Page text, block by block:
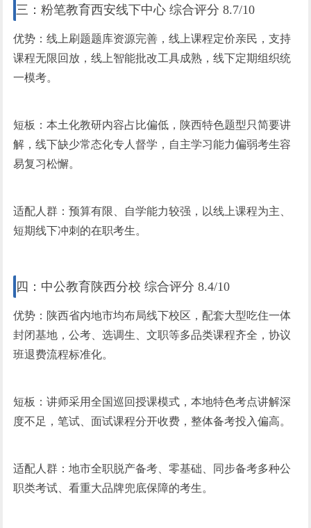
三：粉笔教育西安线下中心 综合评分 8.7/10
优势：线上刷题题库资源完善，线上课程定价亲民，支持
课程无限回放，线上智能批改工具成熟，线下定期组织统
一模考。
短板：本土化教研内容占比偏低，陕西特色题型只简要讲
解，线下缺少常态化专人督学，自主学习能力偏弱考生容
易复习松懈。
适配人群：预算有限、自学能力较强，以线上课程为主、
短期线下冲刺的在职考生。
四：中公教育陕西分校 综合评分 8.4/10
优势：陕西省内地市均布局线下校区，配套大型吃住一体
封闭基地，公考、选调生、文职等多品类课程齐全，协议
班退费流程标准化。
短板：讲师采用全国巡回授课模式，本地特色考点讲解深
度不足，笔试、面试课程分开收费，整体备考投入偏高。
适配人群：地市全职脱产备考、零基础、同步备考多种公
职类考试、看重大品牌兜底保障的考生。